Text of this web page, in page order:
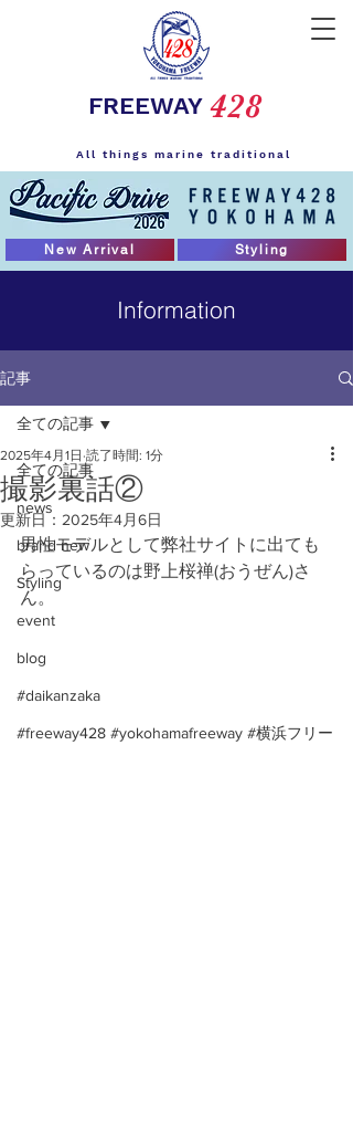
FREEWAY
All things marine traditional
428
New Arrival Styling
Information
記事
全ての記事
news
brand new
Styling
event
blog
#daikanzaka
#freeway428 #yokohamafreeway #横浜フリー
全ての記事
撮影裏話②
2025年4月1日 読了時間: 1分
更新日： 2025年4月6日
男性モデルとして弊社サイトに出ても
らっているのは野上桜禅(おうぜん)さ
ん。